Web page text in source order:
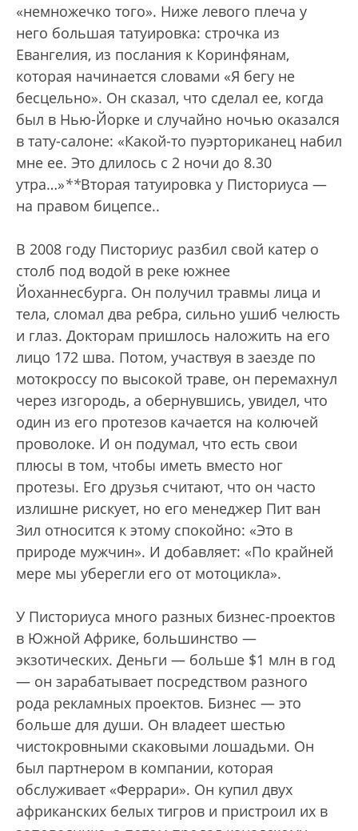
«немножечко того». Ниже левого плеча у
него большая татуировка: строчка из
Евангелия, из послания к Коринфянам,
которая начинается словами «Я бегу не
бесцельно». Он сказал, что сделал ее, когда
был в Нью-Йорке и случайно ночью оказался
в тату-салоне: «Какой-то пуэрториканец набил
мне ее. Это длилось с 2 ночи до 8.30
утра…»**Вторая татуировка у Писториуса —
на правом бицепсе..
В 2008 году Писториус разбил свой катер о
столб под водой в реке южнее
Йоханнесбурга. Он получил травмы лица и
тела, сломал два ребра, сильно ушиб челюсть
и глаз. Докторам пришлось наложить на его
лицо 172 шва. Потом, участвуя в заезде по
мотокроссу по высокой траве, он перемахнул
через изгородь, а обернувшись, увидел, что
один из его протезов качается на колючей
проволоке. И он подумал, что есть свои
плюсы в том, чтобы иметь вместо ног
протезы. Его друзья считают, что он часто
излишне рискует, но его менеджер Пит ван
Зил относится к этому спокойно: «Это в
природе мужчин». И добавляет: «По крайней
мере мы уберегли его от мотоцикла».
У Писториуса много разных бизнес-проектов
в Южной Африке, большинство —
экзотических. Деньги — больше $1 млн в год
— он зарабатывает посредством разного
рода рекламных проектов. Бизнес — это
больше для души. Он владеет шестью
чистокровными скаковыми лошадьми. Он
был партнером в компании, которая
обслуживает «Феррари». Он купил двух
африканских белых тигров и пристроил их в